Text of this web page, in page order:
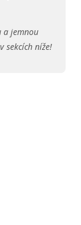
a jemnou
sekcích níže!